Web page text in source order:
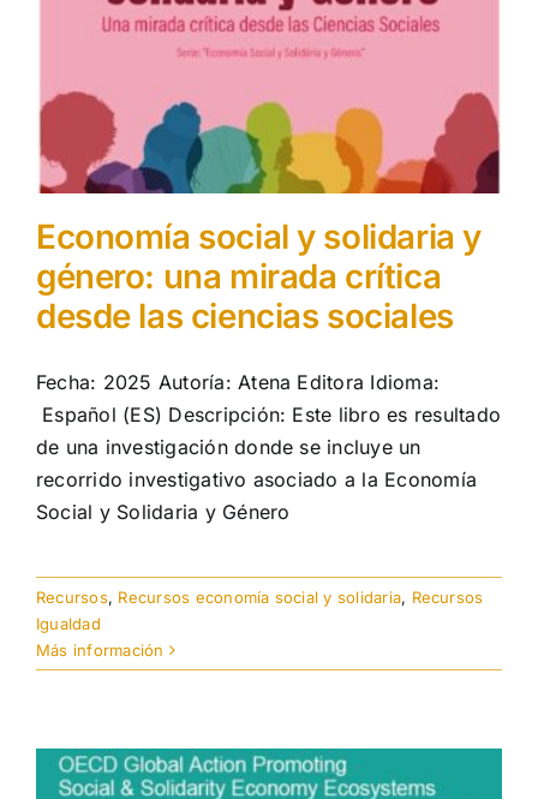
Economía social y solidaria y
género: una mirada crítica
desde las ciencias sociales
Fecha: 2025 Autoría: Atena Editora Idioma:
Español (ES) Descripción: Este libro es resultado
de una investigación donde se incluye un
recorrido investigativo asociado a la Economía
Social y Solidaria y Género
Recursos, Recursos economía social y solidaria, Recursos
Igualdad
Más información